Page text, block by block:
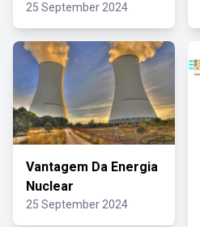
25 September 2024
Vantagem Da Energia
Nuclear
25 September 2024